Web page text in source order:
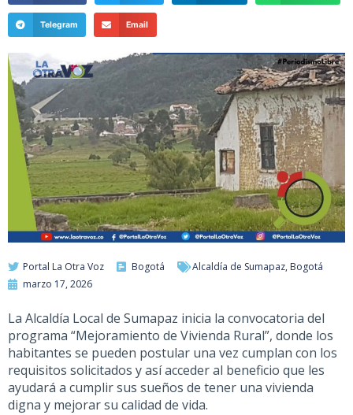
Telegram Email
Portal La Otra Voz Bogotá Alcaldía de Sumapaz, Bogotá
marzo 17, 2026
La Alcaldía Local de Sumapaz inicia la convocatoria del
programa “Mejoramiento de Vivienda Rural”, donde los
habitantes se pueden postular una vez cumplan con los
requisitos solicitados y así acceder al beneficio que les
ayudará a cumplir sus sueños de tener una vivienda
digna y mejorar su calidad de vida.